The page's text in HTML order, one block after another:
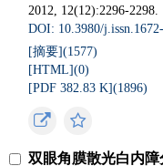
2012, 12(12):2296-2298.
DOI: 10.3980/
[摘要](1577)
[HTML](0)
[PDF 382.83 K](1896)
双眼角膜散光白内